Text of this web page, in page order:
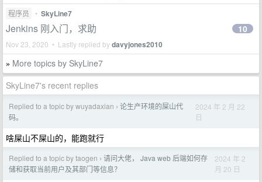
程序员 • SkyLine7
Jenkins 刚入门，求助
Nov 23, 2020 • Lastly replied bydavyjones2010
10
» More topics by SkyLine7
SkyLine7's recent replies
Replied to a topic by wuyadaxian › 论生产环境的屎山代
码。
2024 年 2 月 22
日
啥屎山不屎山的，能跑就行
Replied to a topic by taogen › 请问大佬， Java web 后端如何存
储和获取当前用户及其部门等信息？
2024 年 2
月 20 日